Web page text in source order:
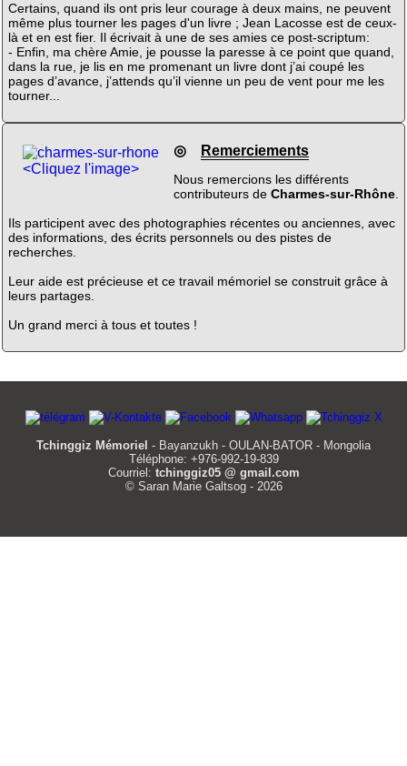
Certains, quand ils ont pris leur courage à deux mains, ne peuvent
même plus tourner les pages d'un livre ; Jean Lacosse est de ceux-
là et en est fier. Il écrivait à une de ses amies ce post-scriptum:
- Enfin, ma chère Amie, je pousse la paresse à ce point que quand,
dans la rue, je lis en me promenant un livre dont j’ai coupé les
pages d’avance, j’attends qu’il vienne un peu de vent pour me les
tourner...
<Cliquez l'image>
◎ Remerciements
Nous remercions les différents
contributeurs de Charmes-sur-Rhône.
Ils participent avec des photographies récentes ou anciennes, avec
des informations, des écrits personnels ou des pistes de
recherches.
Leur aide est précieuse et ce travail mémoriel se construit grâce à
leurs partages.
Un grand merci à tous et toutes !
Tchinggiz Mémoriel - Bayanzukh - OULAN-BATOR - Mongolia
Téléphone: +976-992-19-839
Courriel: tchinggiz05 @ gmail.com
© Saran Marie Galtsog - 2026